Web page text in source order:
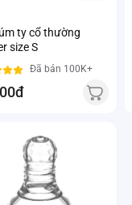
ty cổ thường
size S
Đã bán 100K+